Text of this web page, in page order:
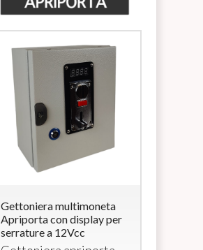
Gettoniera multimoneta
Apriporta con display per
serrature a 12Vcc